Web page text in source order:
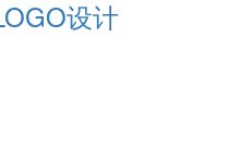
设计